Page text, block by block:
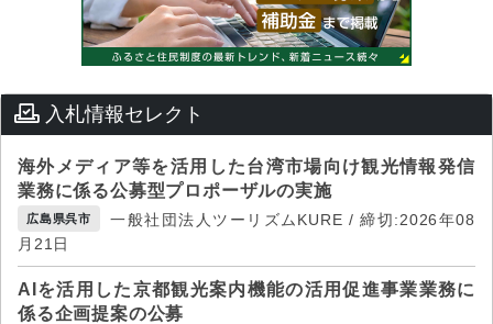
入札情報セレクト
海外メディア等を活用した台湾市場向け観光情報発信
業務に係る公募型プロポーザルの実施
広島県呉市
一般社団法人ツーリズムKURE / 締切:2026年08
月21日
AIを活用した京都観光案内機能の活用促進事業業務に
係る企画提案の公募